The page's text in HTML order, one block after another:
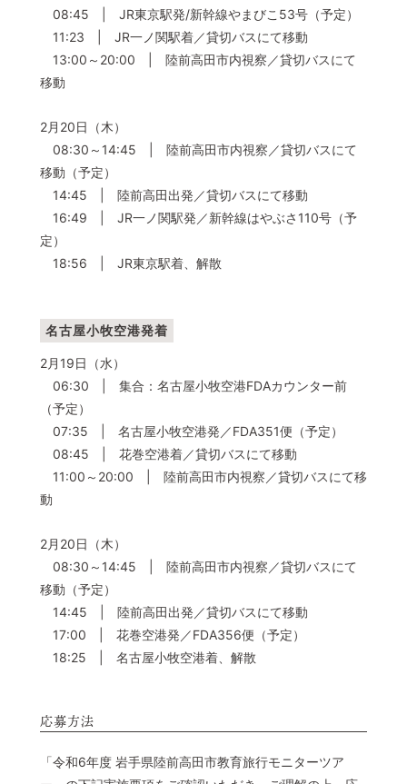
08:45 | JR東京駅発/新幹線やまびこ53号（予定）
11:23 | JR一ノ関駅着／貸切バスにて移動
13:00～20:00 | 陸前高田市内視察／貸切バスにて
移動
2月20日（木）
08:30～14:45 | 陸前高田市内視察／貸切バスにて
移動（予定）
14:45 | 陸前高田出発／貸切バスにて移動
16:49 | JR一ノ関駅発／新幹線はやぶさ110号（予
定）
18:56 | JR東京駅着、解散
名古屋小牧空港発着
2月19日（水）
06:30 | 集合：名古屋小牧空港FDAカウンター前
（予定）
07:35 | 名古屋小牧空港発／FDA351便（予定）
08:45 | 花巻空港着／貸切バスにて移動
11:00～20:00 | 陸前高田市内視察／貸切バスにて移
動
2月20日（木）
08:30～14:45 | 陸前高田市内視察／貸切バスにて
移動（予定）
14:45 | 陸前高田出発／貸切バスにて移動
17:00 | 花巻空港発／FDA356便（予定）
18:25 | 名古屋小牧空港着、解散
応募方法
「令和6年度 岩手県陸前高田市教育旅行モニターツア